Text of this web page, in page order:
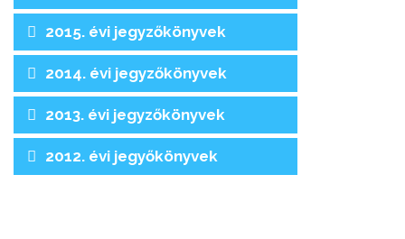
2015. évi jegyzőkönyvek
2014. évi jegyzőkönyvek
2013. évi jegyzőkönyvek
2012. évi jegyőkönyvek